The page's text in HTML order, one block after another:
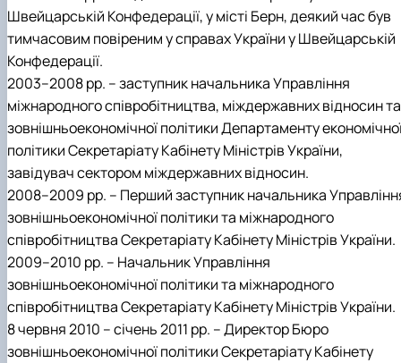
Швейцарській Конфедерації, у місті Берн, деякий час був
тимчасовим повіреним у справах України у Швейцарській
Конфедерації.
2003–2008 рр. – заступник начальника Управління
міжнародного співробітництва, міждержавних відносин та
зовнішньоекономічної політики Департаменту
політики Секретаріату Кабінету Міністрів України,
завідувач сектором міждержавних відносин.
2008–2009 рр. – Перший заступник начальника
зовнішньоекономічної політики та міжнародного
співробітництва Секретаріату Кабінету Міністрів України.
2009–2010 рр. – Начальник Управління
зовнішньоекономічної політики та міжнародного
співробітництва Секретаріату Кабінету Міністрів України.
8 червня 2010 – січень 2011 рр. – Директор Бюро
зовнішньоекономічної політики Секретаріату Кабінету